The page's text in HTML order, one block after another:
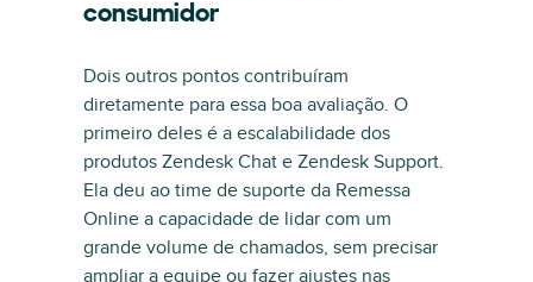
consumidor
Dois outros pontos contribuíram
diretamente para essa boa avaliação. O
primeiro deles é a escalabilidade dos
produtos Zendesk Chat e Zendesk Support.
Ela deu ao time de suporte da Remessa
Online a capacidade de lidar com um
grande volume de chamados, sem precisar
ampliar a equipe ou fazer ajustes nas